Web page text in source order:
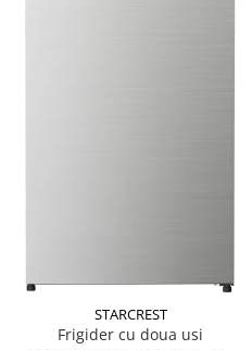
STARCREST
Frigider cu doua usi